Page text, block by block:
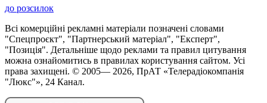
до розсилок
Всі комерційні рекламні матеріали позначені словами
"Спецпроєкт", "Партнерський матеріал", "Експерт",
"Позиція". Детальніше щодо реклами та правил цитування
можна ознайомитись в правилах користування сайтом. Усі
права захищені. © 2005— 2026, ПрАТ «Телерадіокомпанія
"Люкс"», 24 Канал.